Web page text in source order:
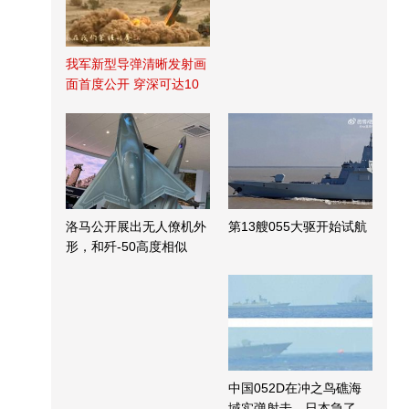
我军新型导弹清晰发射画
面首度公开 穿深可达10
洛马公开展出无人僚机外
形，和歼-50高度相似
第13艘055大驱开始试航
中国052D在冲之鸟礁海